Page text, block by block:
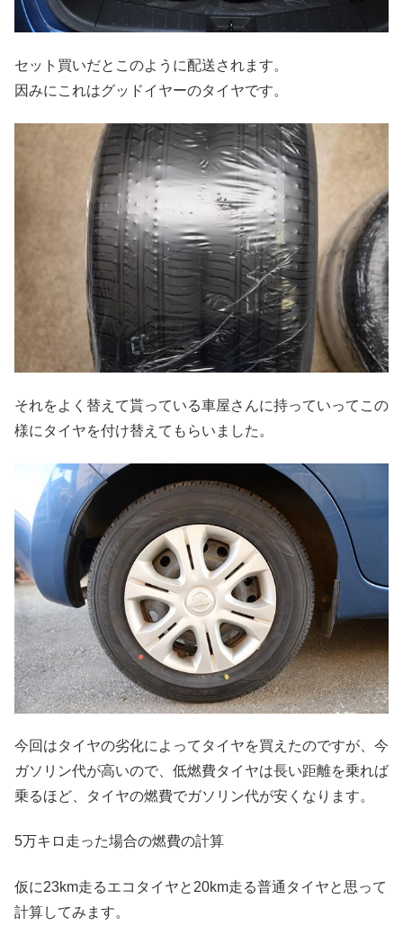
セット買いだとこのように配送されます。
因みにこれはグッドイヤーのタイヤです。
それをよく替えて貰っている車屋さんに持っていってこの
様にタイヤを付け替えてもらいました。
今回はタイヤの劣化によってタイヤを買えたのですが、今
ガソリン代が高いので、低燃費タイヤは長い距離を乗れば
乗るほど、タイヤの燃費でガソリン代が安くなります。
5万キロ走った場合の燃費の計算
仮に23km走るエコタイヤと20km走る普通タイヤと思って
計算してみます。